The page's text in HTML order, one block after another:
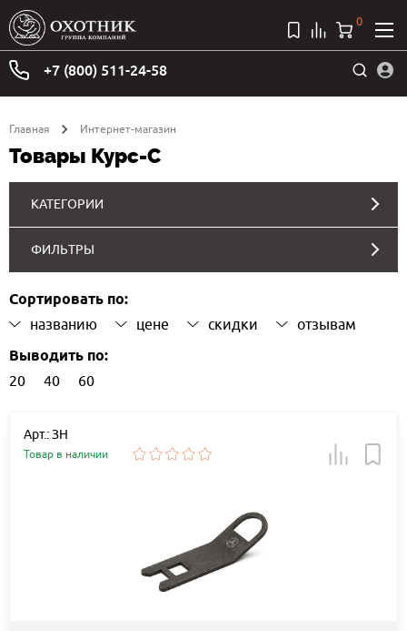
+7 (800) 511-24-58
0
Главная Интернет-магазин
Товары Курс-С
КАТЕГОРИИ
ФИЛЬТРЫ
Сортировать по:
названию цене скидки отзывам
Выводить по:
20 40 60
Арт.: ЗН
Товар в наличии